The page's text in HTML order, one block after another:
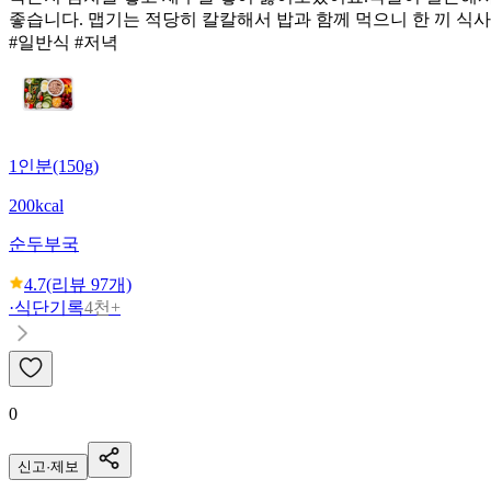
좋습니다. 맵기는 적당히 칼칼해서 밥과 함께 먹으니 한 끼 식
#일반식 #저녁
1인분(150g)
200kcal
순두부국
4.7(리뷰 97개)
·식단기록4천+
0
신고·제보